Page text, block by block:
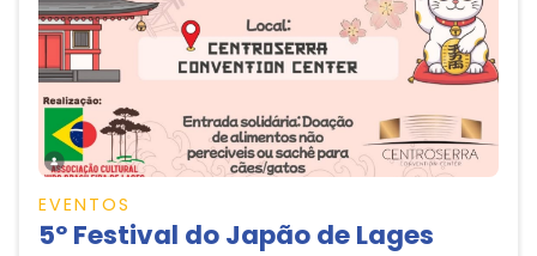
EVENTOS
5º Festival do Japão de Lages